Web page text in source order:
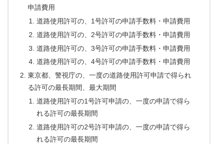
申請費用
道路使用許可の、1号許可の申請手数料・申請費用
道路使用許可の、2号許可の申請手数料・申請費用
道路使用許可の、3号許可の申請手数料・申請費用
道路使用許可の、4号許可の申請手数料・申請費用
東京都、警視庁の、一度の道路使用許可申請で得られ
る許可の最長期間、最大期間
道路使用許可の1号許可申請の、一度の申請で得ら
れる許可の最長期間
道路使用許可の2号許可申請の、一度の申請で得ら
れる許可の最長期間